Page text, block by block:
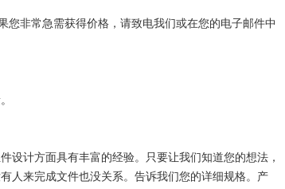
非常急需获得价格，请致电我们或在您的电子邮件中
设计方面具有丰富的经验。只要让我们知道您的想法，
人来完成文件也没关系。告诉我们您的详细规格。产